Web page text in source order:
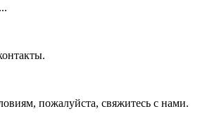
пожалуйста, свяжитесь с нами.